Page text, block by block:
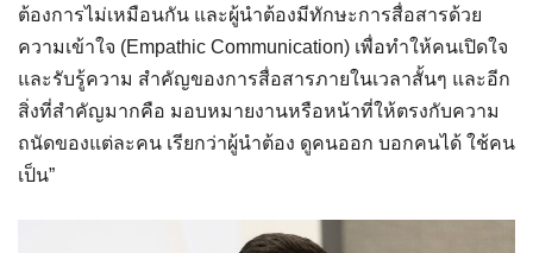
ต้องการไม่เหมือนกัน และผู้นำต้องมีทักษะการสื่อสารด้วย
ความเข้าใจ (Empathic Communication) เพื่อทำให้คนเปิดใจ
และรับรู้ความ สำคัญของการสื่อสารภายในเวลาสั้นๆ และอีก
สิ่งที่สำคัญมากคือ มอบหมายงานหรือหน้าที่ให้ตรงกับความ
ถนัดของแต่ละคน เรียกว่าผู้นำต้อง ดูคนออก บอกคนได้ ใช้คน
เป็น”